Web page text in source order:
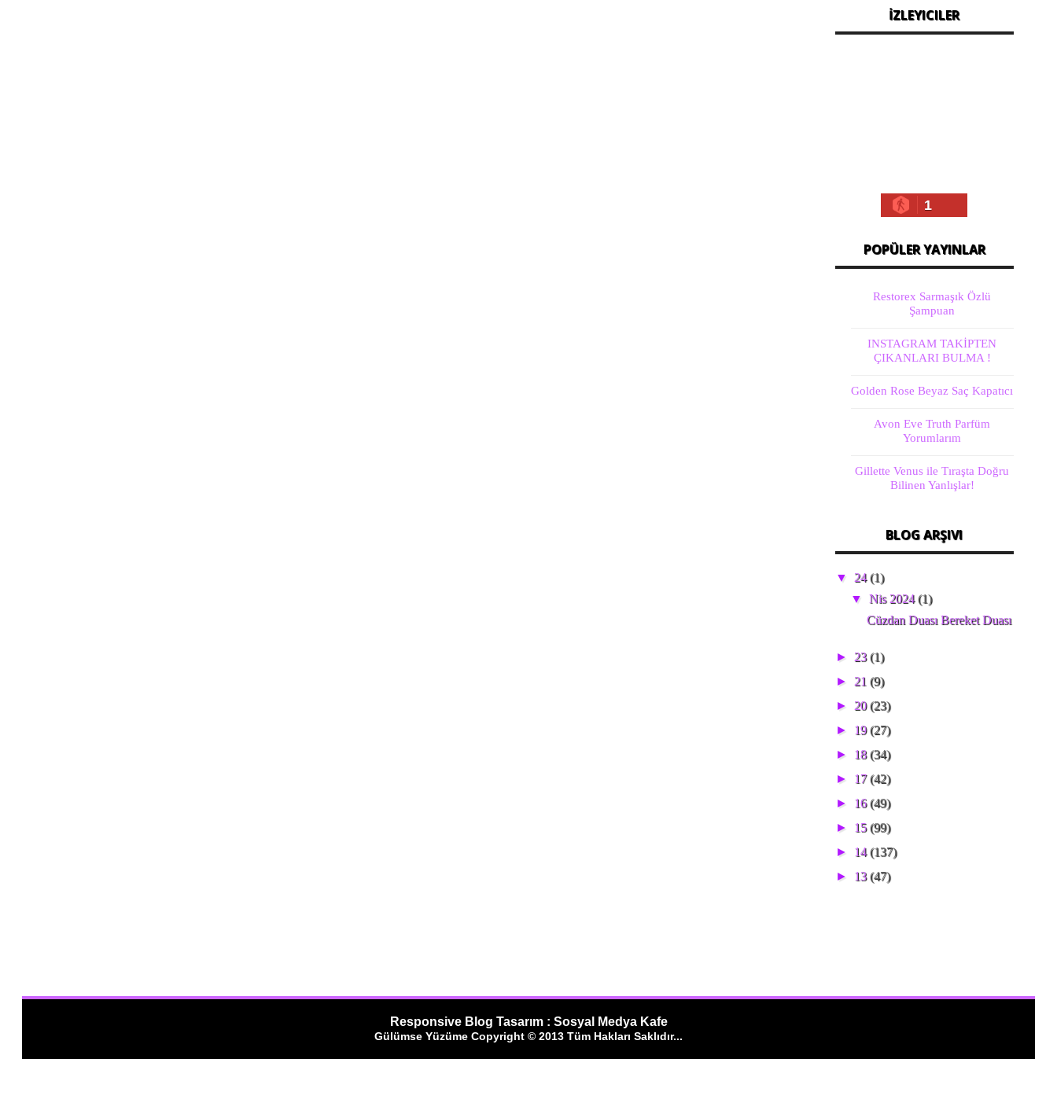
İZLEYICILER
1
POPÜLER YAYINLAR
Restorex Sarmaşık Özlü
Şampuan
INSTAGRAM TAKİPTEN
ÇIKANLARI BULMA !
Golden Rose Beyaz Saç Kapatıcı
Avon Eve Truth Parfüm
Yorumlarım
Gillette Venus ile Tıraşta Doğru
Bilinen Yanlışlar!
BLOG ARŞIVI
▼ 24(1)
▼ Nis 2024(1)
Cüzdan Duası Bereket Duası
► 23(1)
► 21 (9)
► 20(23)
► 19(27)
► 18(34)
► 17(42)
► 16(49)
► 15(99)
► 14(137)
► 13(47)
Responsive Blog Tasarım : Sosyal Medya Kafe
Gülümse Yüzüme Copyright © 2013 Tüm Hakları Saklıdır...